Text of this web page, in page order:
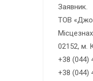
Заявник.
ТОВ
02152, м.
+38 (044)
+38 (044)